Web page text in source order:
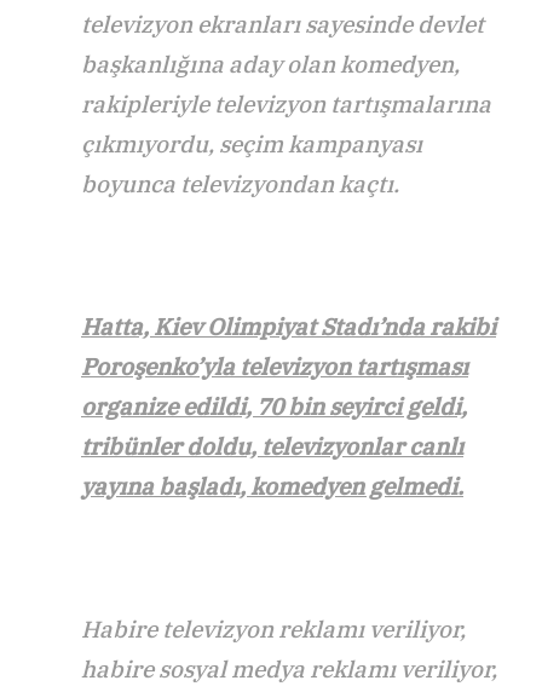
televizyon ekranları sayesinde devlet
başkanlığına aday olan komedyen,
rakipleriyle televizyon tartışmalarına
çıkmıyordu, seçim kampanyası
boyunca televizyondan kaçtı.
Hatta, Kiev Olimpiyat Stadı’nda rakibi
Poroşenko’yla televizyon tartışması
organize edildi, 70 bin seyirci geldi,
tribünler doldu, televizyonlar canlı
yayına başladı, komedyen gelmedi.
Habire televizyon reklamı veriliyor,
habire sosyal medya reklamı veriliyor,